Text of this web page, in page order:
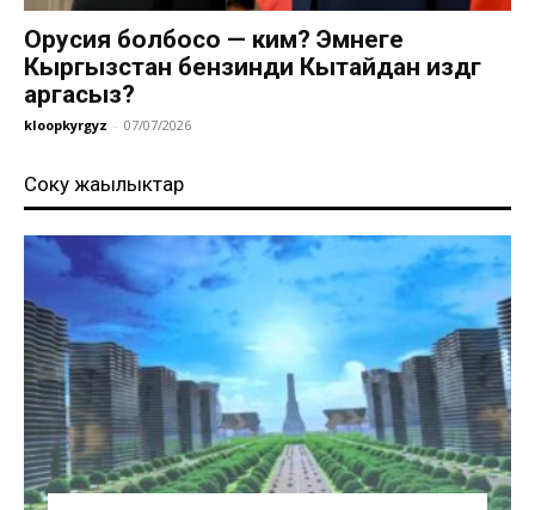
Орусия болбосо — ким? Эмнеге
Кыргызстан бензинди Кытайдан издөөгө
аргасыз?
kloopkyrgyz - 07/07/2026
Соңку жаңылыктар